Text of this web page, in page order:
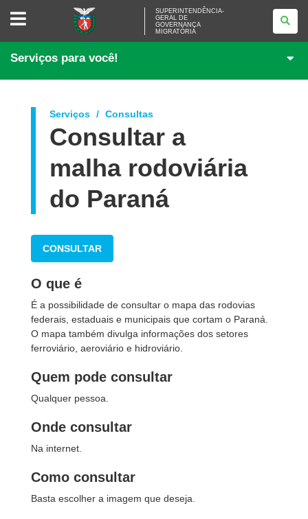
SUPERINTENDÊNCIA-
GOVERNANÇA
SUPERINTENDÊNCIA-
GERAL DE
GOVERNANÇA
MIGRATÓRIA
Serviços para você!
Serviços Consultas
Consultar a
malha rodoviária
do Paraná
CONSULTAR
O que é
É a possibilidade de consultar o mapa das rodovias
federais, estaduais e municipais que cortam o Paraná.
O mapa também divulga informações dos setores
ferroviário, aeroviário e hidroviário.
Quem pode consultar
Qualquer pessoa.
Onde consultar
Na internet.
Como consultar
Basta escolher a imagem que deseja.